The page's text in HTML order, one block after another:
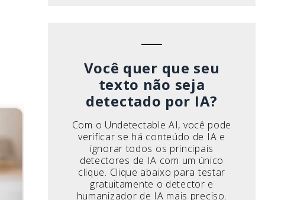
Você quer que seu
texto não seja
detectado por IA?
Com o Undetectable AI, você pode
verificar se há conteúdo de IA e
ignorar todos os principais
detectores de IA com um único
clique. Clique abaixo para testar
gratuitamente o detector e
humanizador de IA mais preciso.